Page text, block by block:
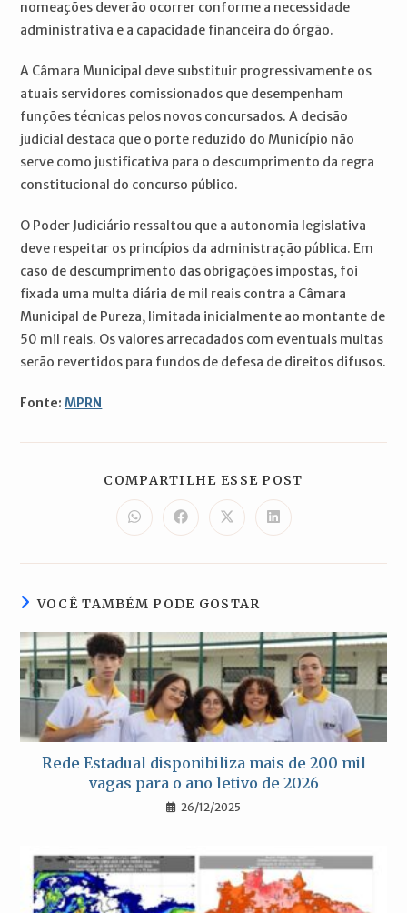
nomeações deverão ocorrer conforme a necessidade
administrativa e a capacidade financeira do órgão.
A Câmara Municipal deve substituir progressivamente os
atuais servidores comissionados que desempenham
funções técnicas pelos novos concursados. A decisão
judicial destaca que o porte reduzido do Município não
serve como justificativa para o descumprimento da regra
constitucional do concurso público.
O Poder Judiciário ressaltou que a autonomia legislativa
deve respeitar os princípios da administração pública. Em
caso de descumprimento das obrigações impostas, foi
fixada uma multa diária de mil reais contra a Câmara
Municipal de Pureza, limitada inicialmente ao montante de
50 mil reais. Os valores arrecadados com eventuais multas
serão revertidos para fundos de defesa de direitos difusos.
Fonte:MPRN
COMPARTILHE ESSE POST
Abre
em
nova
Abre
em
nova
Abre
em
nova
Abre
em
nova
VOCÊ TAMBÉM PODE GOSTAR
Rede Estadual disponibiliza mais de 200 mil
vagas para o ano letivo de 2026
26/12/2025